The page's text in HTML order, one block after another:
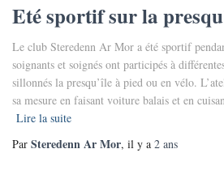
Eté sportif sur la
Le club Steredenn Ar Mor a été sportif
soignants et soignés ont participés à
sillonnés la presqu’île à pied ou en vélo.
sa mesure en faisant voiture balais et en
Lire la suite
Par Steredenn Ar Mor, il y a 2 ans